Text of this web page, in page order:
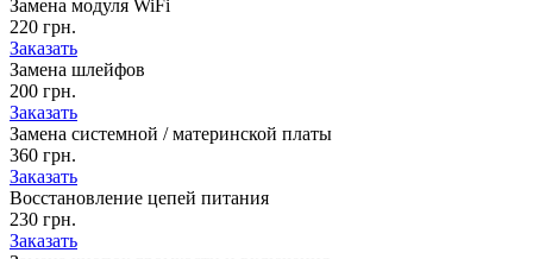
Замена модуля WiFi
220 грн.
Заказать
Замена шлейфов
200 грн.
Заказать
Замена системной / материнской платы
360 грн.
Заказать
Восстановление цепей питания
230 грн.
Заказать